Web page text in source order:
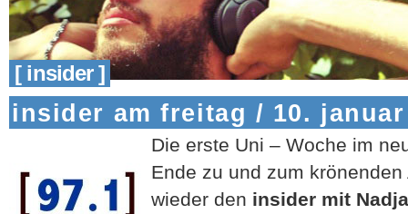
[ insider ]
insider am freitag / 10. januar
Die erste Uni – Woche im
Ende zu und zum
wieder den insider mit